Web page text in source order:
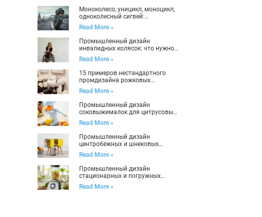
Моноколесо, уницикл, моноцикл,
одноколесный сигвей:
промышленный дизайн и
причины успеха
Read More »
Промышленный дизайн
инвалидных колясок: что нужно
учесть
Read More »
15 примеров нестандартного
промдизайна рожковых
кофеварок
Read More »
Промышленный дизайн
соковыжималок для цитрусовых:
жмем до последней капли
Read More »
Промышленный дизайн
центробежных и шнековых
соковыжималок: как
спроектировать ту, что станет
любимой
Read More »
Промышленный дизайн
стационарных и погружных
блендеров для здоровья и
счастья
Read More »